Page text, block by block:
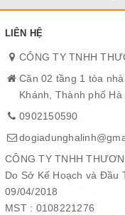
Hơi phun cường độ cao
LIÊN HỆ
CÔNG TY TNHH
Căn 02 tầng 1 tòa
Khánh, Thành phố Hà
0902150590
CÔNG TY TNHH
Do Sở Kế Hoạch và Đầu
09/04/2018
MST : 0108221276